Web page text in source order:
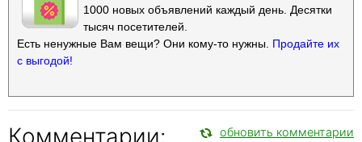
1000 новых объявлений каждый день. Десятки
тысяч посетителей.
Есть ненужные Вам вещи? Они кому-то нужны. Продайте их
с выгодой!
Комментарии: обновить комментарии